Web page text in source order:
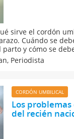
sirve el cordón
Cuándo se
y cómo se
umbilical
Periodista
CORDÓN UMBILICAL
Los
del recién